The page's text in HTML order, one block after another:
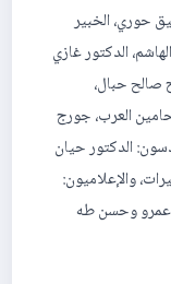
حوري، الخبير
الدكتور غازي
صالح حبال،
العرب، جورج
الدكتور حيان
والإعلاميون:
عمرو وحسن طه